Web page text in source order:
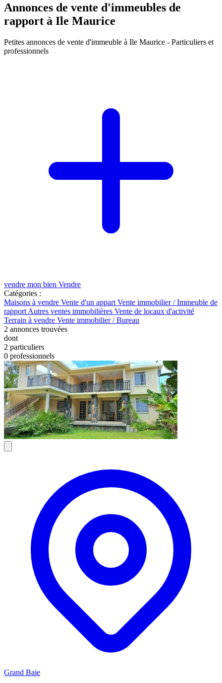
Annonces de vente d'immeubles de
rapport à Ile Maurice
Petites annonces de vente d'immeuble à Ile Maurice - Particuliers et
professionnels
vendre mon bien Vendre
Catégories :
Maisons à vendre Vente d'un appart Vente immobilier / Immeuble de
rapport Autres ventes immobilières Vente de locaux d'activité
Terrain à vendre Vente immobilier / Bureau
2 annonces trouvées
dont
2 particuliers
0 professionnels
Grand Baie